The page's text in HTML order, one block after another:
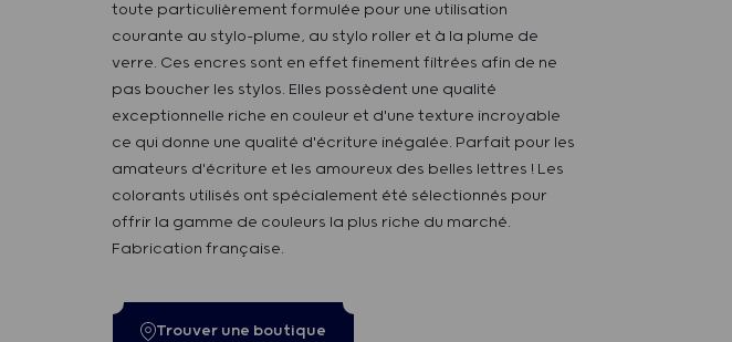
toute particulièrement formulée pour une utilisation
courante au stylo-plume, au stylo roller et à la plume de
verre. Ces encres sont en effet finement filtrées afin de ne
pas boucher les stylos. Elles possèdent une qualité
exceptionnelle riche en couleur et d'une texture incroyable
ce qui donne une qualité d'écriture inégalée. Parfait pour les
amateurs d'écriture et les amoureux des belles lettres ! Les
colorants utilisés ont spécialement été sélectionnés pour
offrir la gamme de couleurs la plus riche du marché.
Fabrication française.
Trouver une boutique